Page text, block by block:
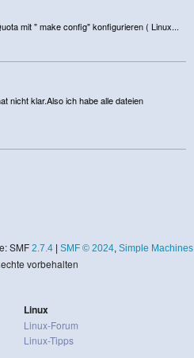
mit " make config" konfigurieren ( Linux...
nicht klar.Also ich habe alle dateien
SMF 2.7.4| SMF © 2024, Simple Machines
vorbehalten
Linux
Linux-Forum
Linux-Tipps